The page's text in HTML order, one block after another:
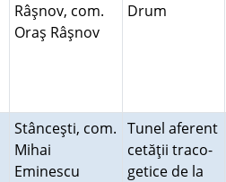
Râşnov, com.
Oraş Râşnov
Drum
Stânceşti, com.
Mihai
Eminescu
Tunel aferent
cetăţii traco-
getice de la